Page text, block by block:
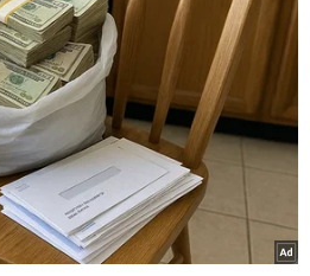
vụ
19
Ninh Hải
Khánh Hòa